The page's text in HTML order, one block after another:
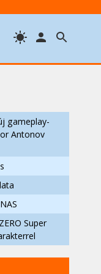
gameplay-
Antonov
Super